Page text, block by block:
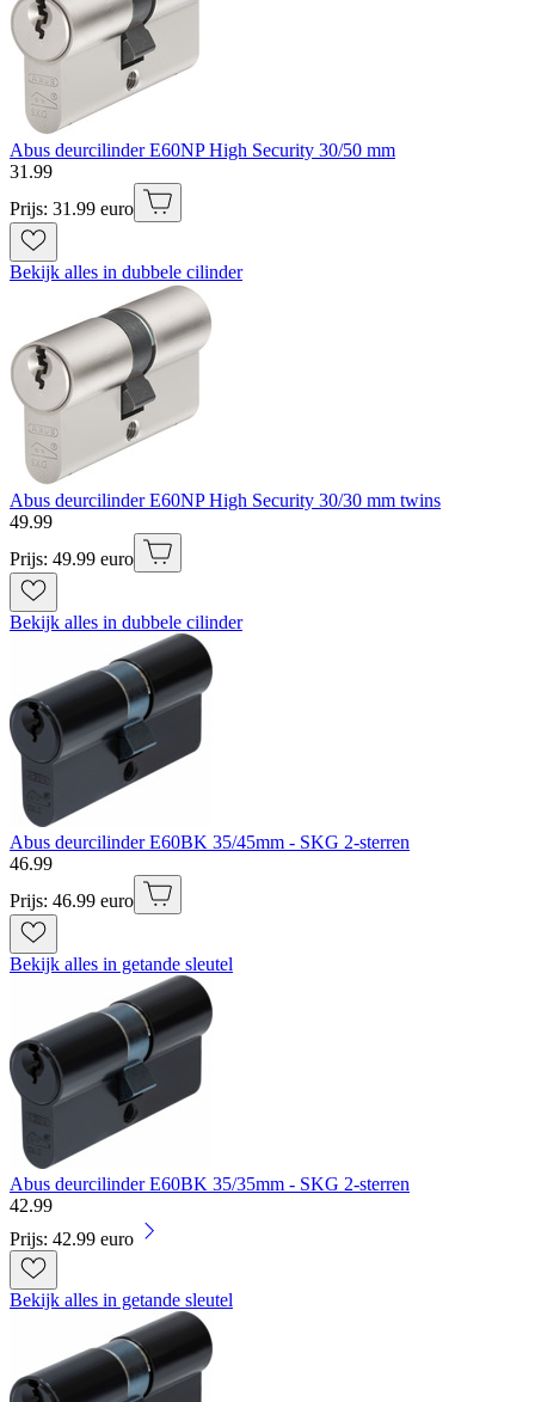
Abus deurcilinder E60NP High Security 30/50 mm
31 .99
Prijs: 31.99 euro
Bekijk alles in dubbele cilinder
Abus deurcilinder E60NP High Security 30/30 mm twins
49.99
Prijs: 49.99 euro
Bekijk alles in dubbele cilinder
Abus deurcilinder E60BK 35/45mm - SKG 2-sterren
46.99
Prijs: 46.99 euro
Bekijk alles in getande sleutel
Abus deurcilinder E60BK 35/35mm - SKG 2-sterren
42.99
Prijs: 42.99 euro
Bekijk alles in getande sleutel